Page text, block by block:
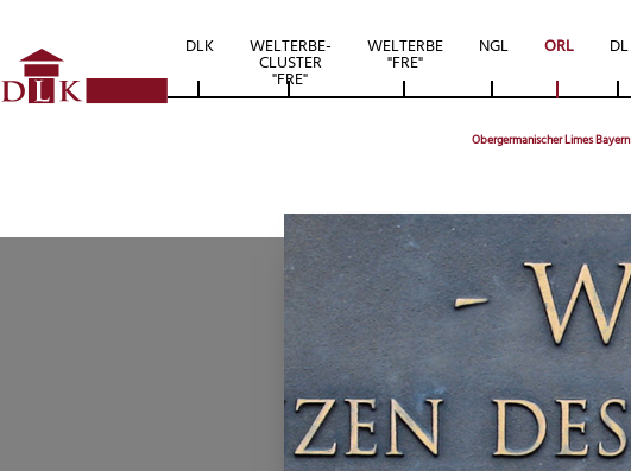
DLK WELTERBE-
CLUSTER
"FRE"
WELTERBE
"FRE"
NGL
Obergermanischer Limes Bayern
ORL DL